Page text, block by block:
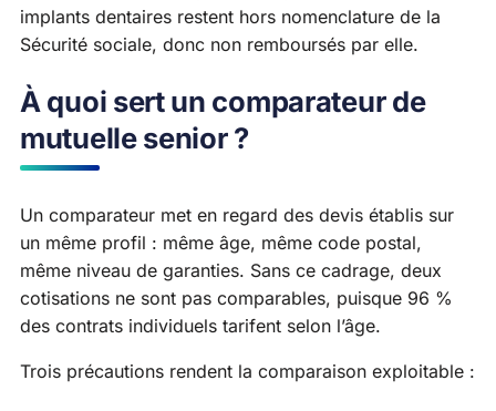
implants dentaires restent hors nomenclature de la
Sécurité sociale, donc non remboursés par elle.
À quoi sert un comparateur de
mutuelle senior ?
Un comparateur met en regard des devis établis sur
un même profil : même âge, même code postal,
même niveau de garanties. Sans ce cadrage, deux
cotisations ne sont pas comparables, puisque 96 %
des contrats individuels tarifent selon l’âge.
Trois précautions rendent la comparaison exploitable :